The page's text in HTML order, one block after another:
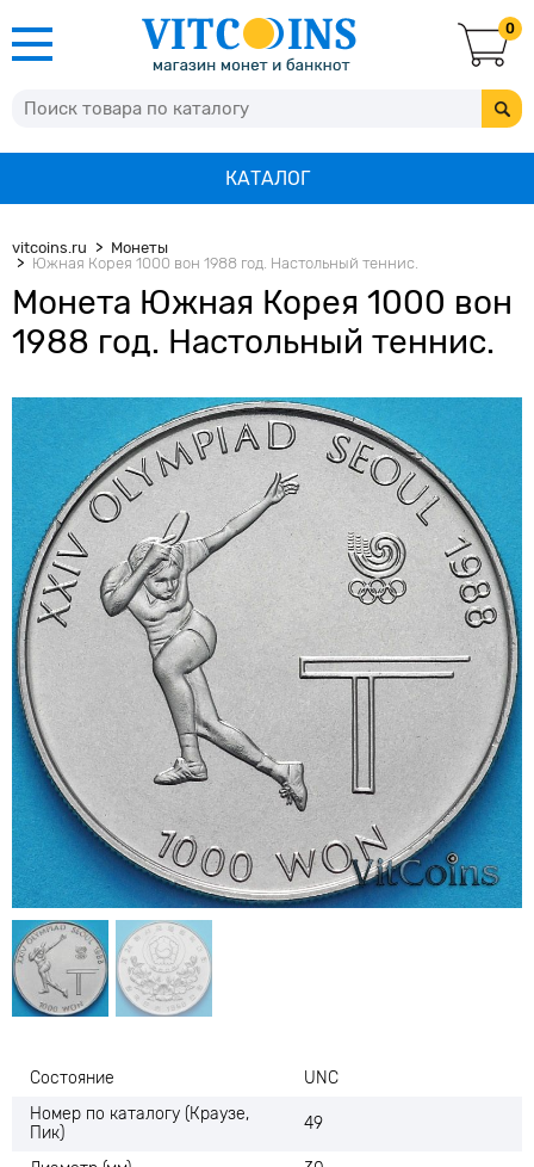
0
КАТАЛОГ
vitcoins.ru
Монеты
Южная Корея 1000 вон 1988 год. Настольный теннис.
Монета Южная Корея 1000 вон
1988 год. Настольный теннис.
Состояние
UNC
Номер по каталогу (Краузе,
Пик)
49